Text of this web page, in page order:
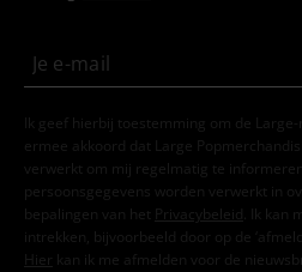
Ik geef hierbij toestemming om de
ermee akkoord dat Large
verwerkt om mij regelmatig te
persoonsgegevens worden verwerkt in
bepalingen van het
Privacybeleid . Ik
intrekken, bijvoorbeeld door op de
Hier kan ik me afmelden voor de